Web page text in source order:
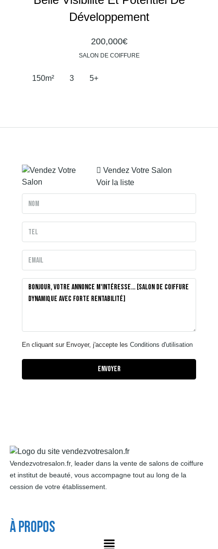
Développement
200,000€
SALON DE COIFFURE
150m² 3 5+
Vendez Votre Salon
Voir la liste
En cliquant sur Envoyer, j'accepte les Conditions d'utilisation
Envoyer
Vendezvotresalon.fr, leader dans la vente de salons de coiffure
et institut de beauté, vous accompagne tout au long de la
cession de votre établissement.
À Propos